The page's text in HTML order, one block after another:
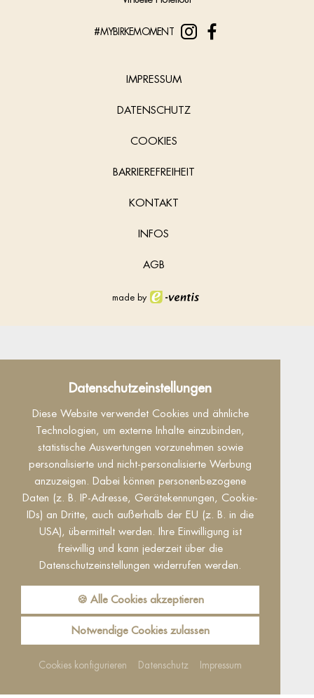
Datenschutzeinstellungen
Diese Website verwendet Cookies und ähnliche
Technologien, um externe Inhalte einzubinden,
statistische Auswertungen vorzunehmen sowie
personalisierte und nicht-personalisierte Werbung
anzuzeigen. Dabei können personenbezogene
Daten (z. B. IP-Adresse, Gerätekennungen, Cookie-
IDs) an Dritte, auch außerhalb der EU (z. B. in die
USA), übermittelt werden. Ihre Einwilligung ist
freiwillig und kann jederzeit über die
Datenschutzeinstellungen widerrufen werden.
🍪 Alle Cookies akzeptieren
Notwendige Cookies zulassen
Cookies konfigurieren Datenschutz Impressum
#MYBIRKEMOMENT
IMPRESSUM
DATENSCHUTZ
COOKIES
BARRIEREFREIHEIT
KONTAKT
INFOS
AGB
made by
Datenschutz
Dieser Inhalt ist nur sichtbar wenn Sie Cookies
von "Facebook" akzeptieren.
Akzeptieren Einstellungen
Reguest Messenger
Wenn Sie den Messenger nutzen möchten
müssen Sie die Cookies von Reguest